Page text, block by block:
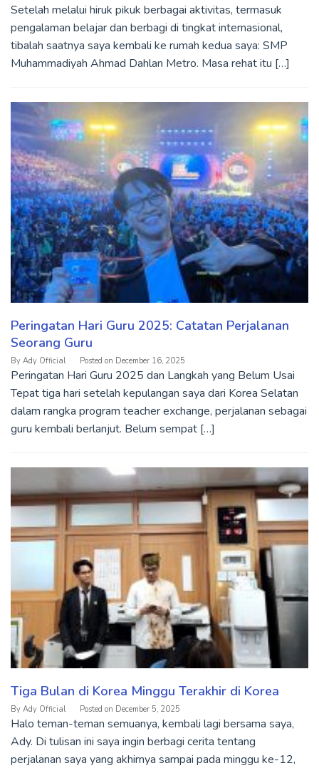
Setelah melalui hiruk pikuk berbagai aktivitas, termasuk
pengalaman belajar dan berbagi di tingkat internasional,
tibalah saatnya saya kembali ke rumah kedua saya: SMP
Muhammadiyah Ahmad Dahlan Metro. Masa rehat itu […]
Peringatan Hari Guru 2025: Catatan Perjalanan
Seorang Guru
By Ady Official Posted on December 16, 2025
Peringatan Hari Guru 2025 dan Langkah yang Belum Usai
Tepat tiga hari setelah kepulangan saya dari Korea Selatan
dalam rangka program teacher exchange, perjalanan sebagai
guru kembali berlanjut. Belum sempat […]
Tiga Bulan di Korea Minggu Terakhir di Korea
By Ady Official Posted on December 5, 2025
Halo teman-teman semuanya, kembali lagi bersama saya,
Ady. Di tulisan ini saya ingin berbagi cerita tentang
perjalanan saya yang akhirnya sampai pada minggu ke-12,